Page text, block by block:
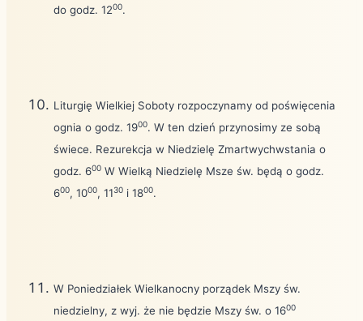
do godz. 1200.
Liturgię Wielkiej Soboty rozpoczynamy od poświęcenia
ognia o godz. 1900. W ten dzień przynosimy ze sobą
świece. Rezurekcja w Niedzielę Zmartwychwstania o
godz. 600 W Wielką Niedzielę Msze św. będą o godz.
600, 1000, 1130 i 1800.
W Poniedziałek Wielkanocny porządek Mszy św.
niedzielny, z wyj. że nie będzie Mszy św. o 1600